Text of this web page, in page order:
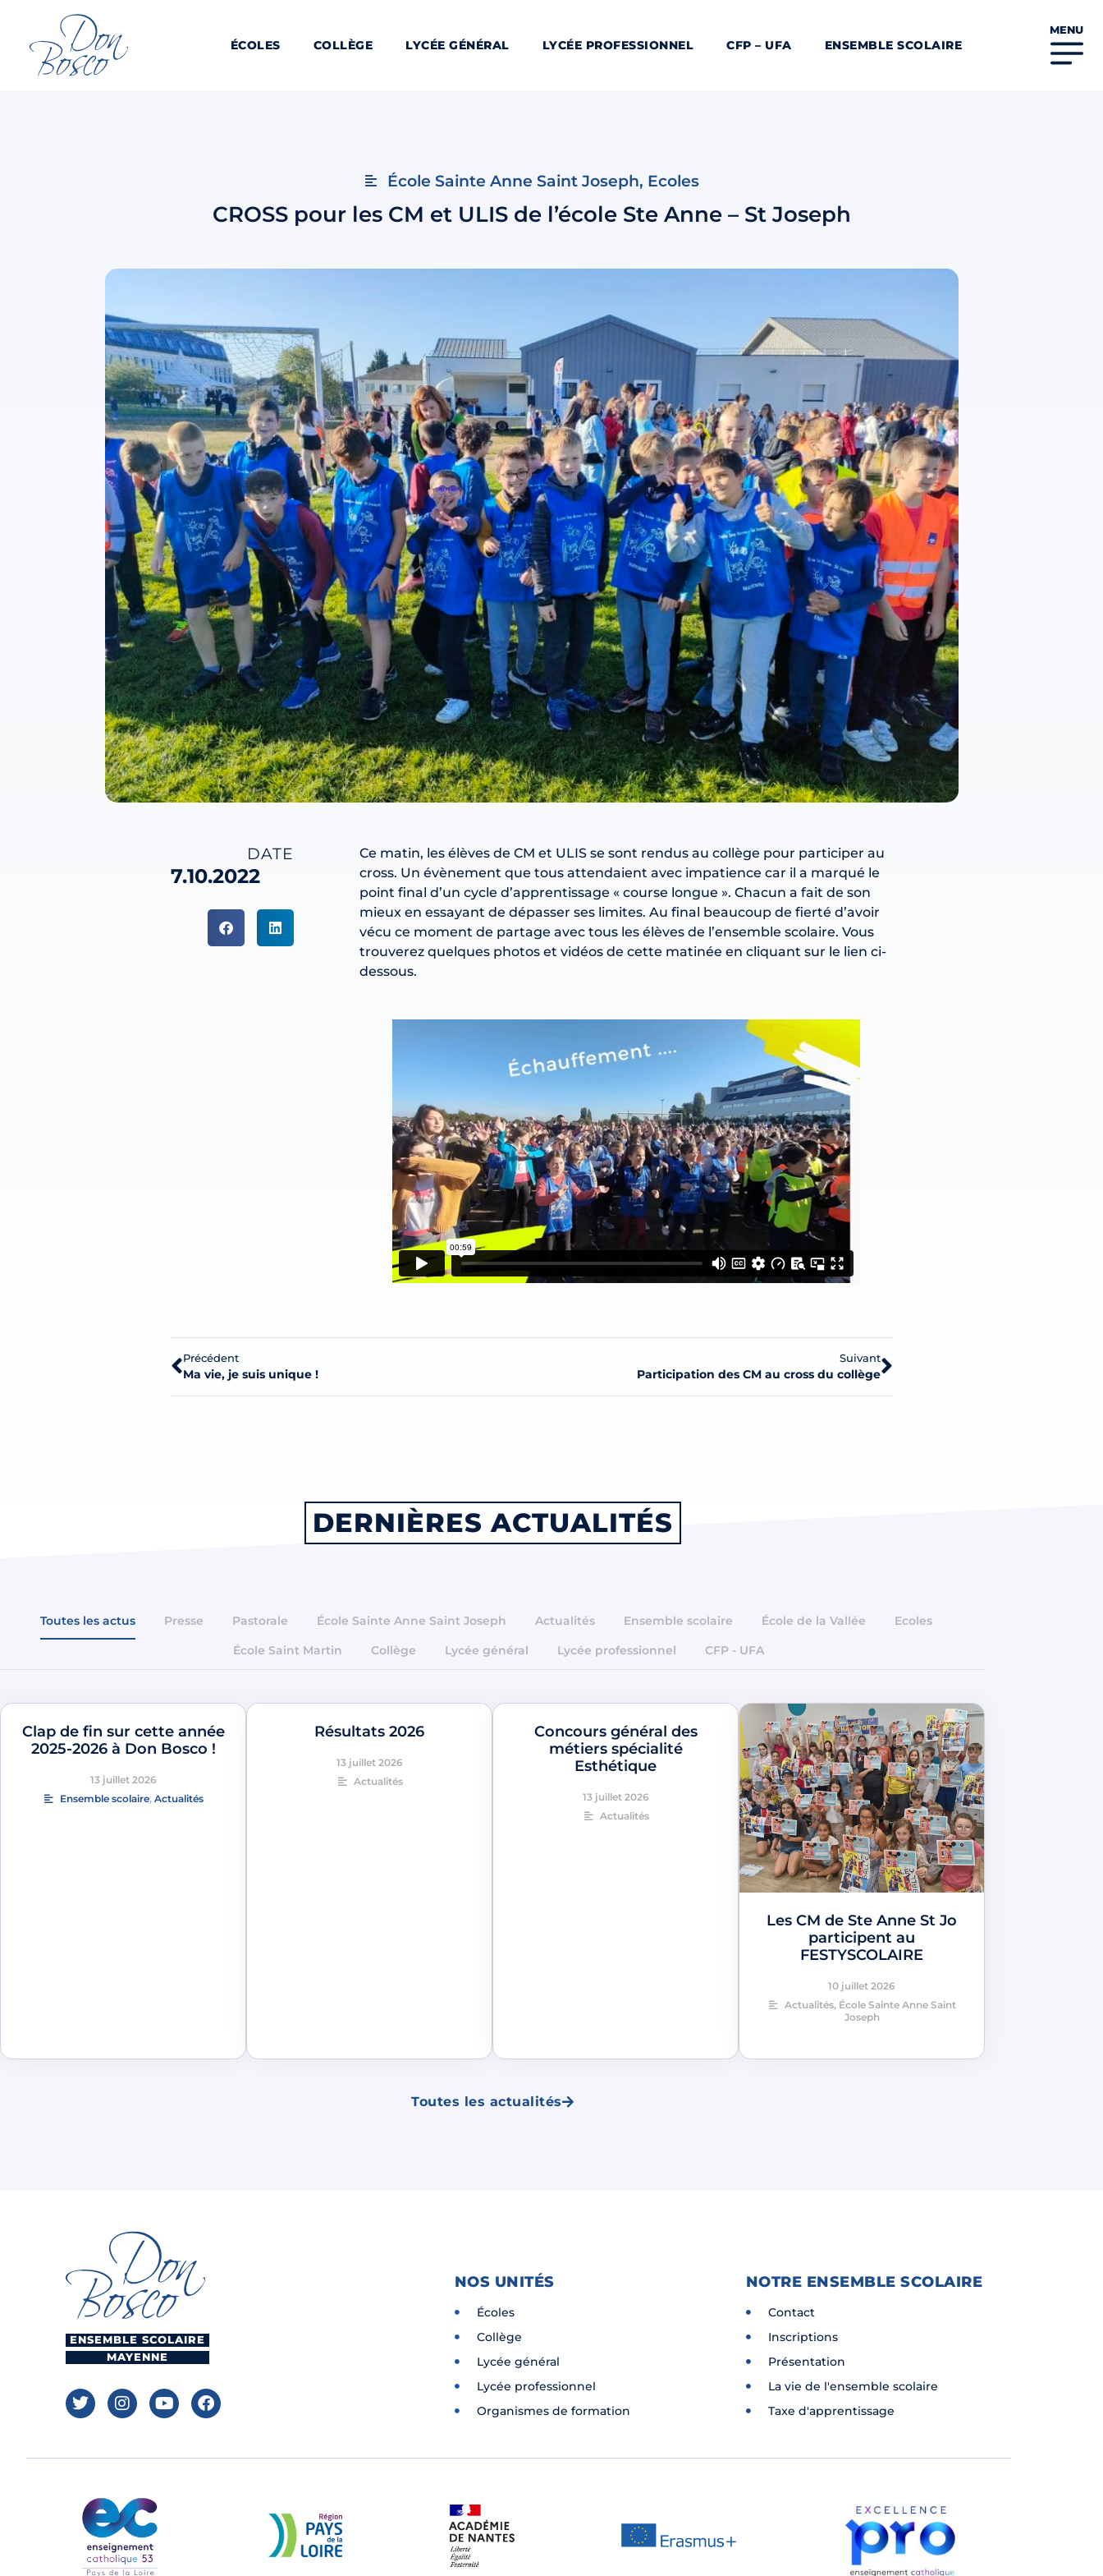
ÉCOLES COLLÈGE LYCÉE GÉNÉRAL LYCÉE PROFESSIONNEL CFP – UFA ENSEMBLE SCOLAIRE
MENU
École Sainte Anne Saint Joseph, Ecoles
CROSS pour les CM et ULIS de l’école Ste Anne – St Joseph
DATE
7.10.2022
Ce matin, les élèves de CM et ULIS se sont rendus au collège pour participer au
cross. Un évènement que tous attendaient avec impatience car il a marqué le
point final d’un cycle d’apprentissage « course longue ». Chacun a fait de son
mieux en essayant de dépasser ses limites. Au final beaucoup de fierté d’avoir
vécu ce moment de partage avec tous les élèves de l’ensemble scolaire. Vous
trouverez quelques photos et vidéos de cette matinée en cliquant sur le lien ci-
dessous.
Précédent
Ma vie, je suis unique !
Suivant
Participation des CM au cross du collège
DERNIÈRES ACTUALITÉS
Toutes les actus Presse Pastorale École Sainte Anne Saint Joseph Actualités Ensemble scolaire École de la Vallée
Ecoles
École Saint Martin
Collège Lycée général Lycée professionnel CFP - UFA
Clap de fin sur cette année
2025-2026 à Don Bosco !
13 juillet 2026
Ensemble scolaire, Actualités
Résultats 2026
13 juillet 2026
Actualités
Concours général des
métiers spécialité
Esthétique
13 juillet 2026
Actualités
Les CM de Ste Anne St Jo
participent au
FESTYSCOLAIRE
10 juillet 2026
Actualités, École Sainte Anne Saint
Joseph
Toutes les actualités
ENSEMBLE SCOLAIRE
MAYENNE
NOS UNITÉS
Écoles
Collège
Lycée général
Lycée professionnel
Organismes de formation
NOTRE ENSEMBLE SCOLAIRE
Contact
Inscriptions
Présentation
La vie de l'ensemble scolaire
Taxe d'apprentissage